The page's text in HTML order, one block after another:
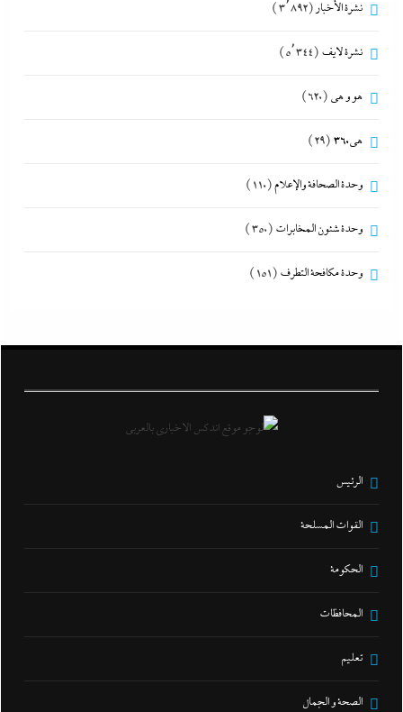
نشرة الأخبار (3٬892)
نشرة لايف (5٬344)
هو و هي (620)
هى360 (29)
وحدة الصحافة والإعلام(110)
وحدة شئون المخابرات (350)
وحدة مكافحة التطرف (151)
الرئيس
القوات المسلحة
الحكومة
المحافظات
تعليم
الصحة و الجمال